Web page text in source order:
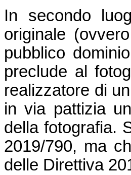
In secondo
originale
pubblico
preclude al
realizzatore di
in via pattizia
della fotografia.
2019/790, ma
delle Direttiva